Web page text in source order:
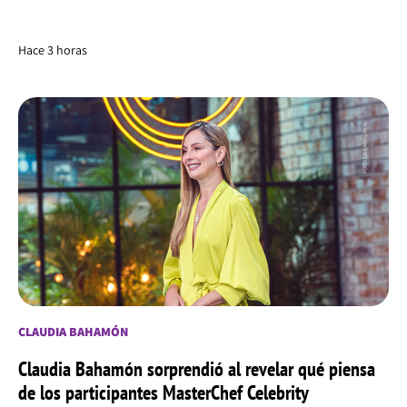
Hace 3 horas
CLAUDIA BAHAMÓN
Claudia Bahamón sorprendió al revelar qué piensa
de los participantes MasterChef Celebrity